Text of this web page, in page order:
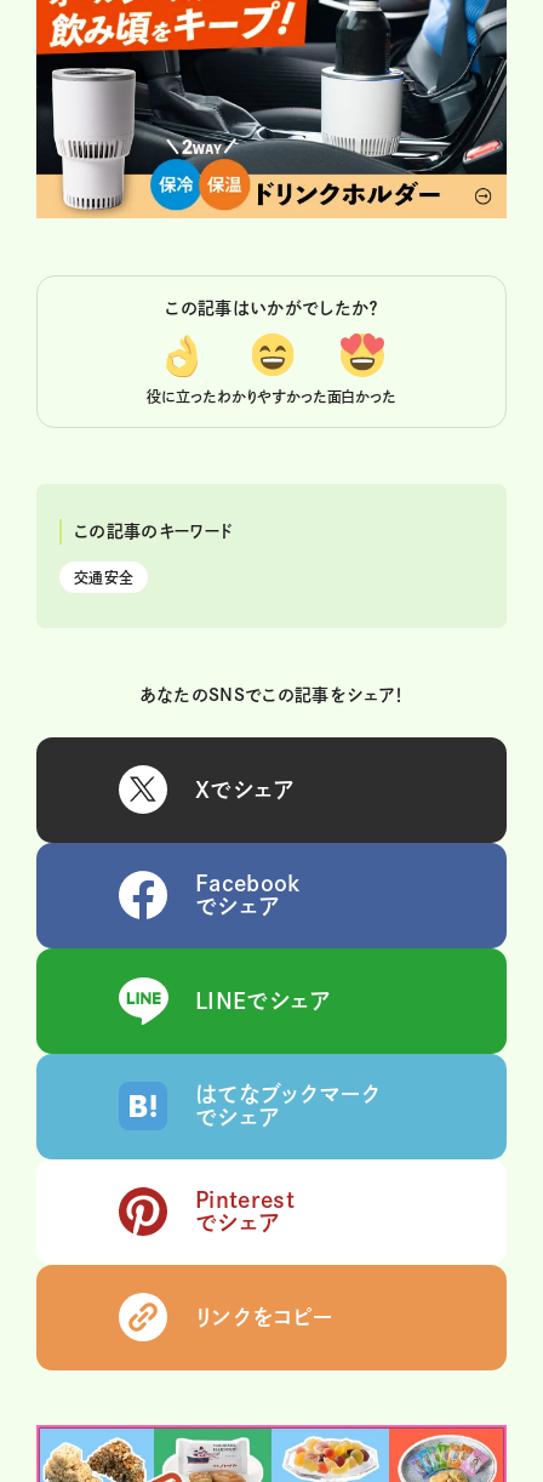
この記事はいかがでしたか？
役に立ったわかりやすかった面白かった
この記事のキーワード
交通安全
あなたのSNSでこの記事をシェア！
Xでシェア
Facebook
でシェア
LINEでシェア
はてなブックマーク
でシェア
Pinterest
でシェア
リンクをコピー